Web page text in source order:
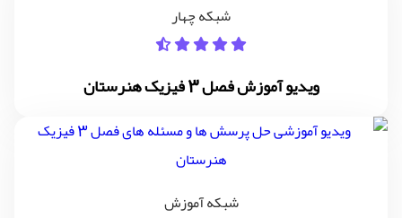
شبکه چهار
ویدیو آموزش فصل 3 فیزیک هنرستان
شبکه آموزش